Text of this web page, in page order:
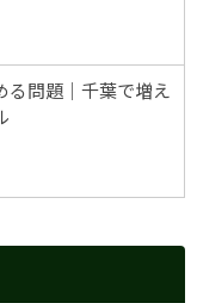
る問題｜千葉で増え